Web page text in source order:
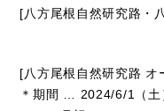
[八方尾根自然研究路・
[八方尾根自然研究路 オ
＊期間 … 2024/6/1（土